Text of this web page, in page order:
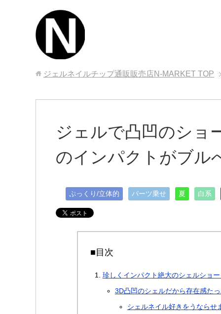
ジェルネイルチップ通販販売店N-MARKET TOP
ジェルで凸凹のショ
のインパクトがブル
ぷっくり/立体的 パーツ乗せ 夏 白系
■目次
珍しくインパクト絶大のシェルショ
3D凸凹のシェルだから存在感た
シェルネイル好きをうならせ